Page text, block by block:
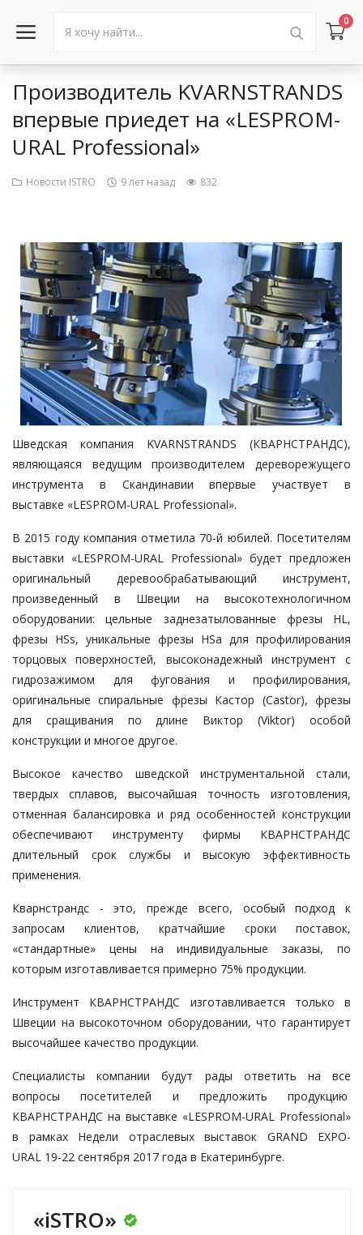
0
Войти в аккаунт
Каталог товаров
Акции
Статьи
Объявления
Контакты
Город: Колумбус
Производитель KVARNSTRANDS
впервые приедет на «LESPROM-
URAL Professional»
Новости ISTRO 9 лет назад 832
Шведская компания KVARNSTRANDS (КВАРНСТРАНДС),
являющаяся ведущим производителем дереворежущего
инструмента в Скандинавии впервые участвует в
выставке «LESPROM-URAL Professional».
В 2015 году компания отметила 70-й юбилей. Посетителям
выставки «LESPROM-URAL Professional» будет предложен
оригинальный деревообрабатывающий инструмент,
произведенный в Швеции на высокотехнологичном
оборудовании: цельные заднезатылованные фрезы HL,
фрезы HSs, уникальные фрезы HSa для профилирования
торцовых поверхностей, высоконадежный инструмент с
гидрозажимом для фугования и профилирования,
оригинальные спиральные фрезы Кастор (Castor), фрезы
для сращивания по длине Виктор (Viktor) особой
конструкции и многое другое.
Высокое качество шведской инструментальной стали,
твердых сплавов, высочайшая точность изготовления,
отменная балансировка и ряд особенностей конструкции
обеспечивают инструменту фирмы КВАРНСТРАНДС
длительный срок службы и высокую эффективность
применения.
Кварнстрандс - это, прежде всего, особый подход к
запросам клиентов, кратчайшие сроки поставок,
«стандартные» цены на индивидуальные заказы, по
которым изготавливается примерно 75% продукции.
Инструмент КВАРНСТРАНДС изготавливается только в
Швеции на высокоточном оборудовании, что гарантирует
высочайшее качество продукции.
Специалисты компании будут рады ответить на все
вопросы посетителей и предложить продукцию
КВАРНСТРАНДС на выставке «LESPROM-URAL Professional»
в рамках Недели отраслевых выставок GRAND EXPO-
URAL 19-22 сентября 2017 года в Екатеринбурге.
«iSTRO»